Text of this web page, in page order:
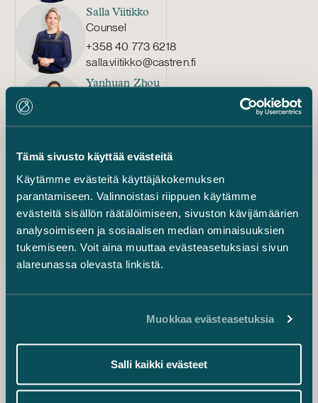
Tämä sivusto käyttää evästeitä
Käytämme evästeitä käyttäjäkokemuksen
parantamiseen. Valinnoistasi riippuen käytämme
evästeitä sisällön räätälöimiseen, sivuston kävijämäärien
analysoimiseen ja sosiaalisen median ominaisuuksien
tukemiseen. Voit aina muuttaa evästeasetuksiasi sivun
alareunassa olevasta linkistä.
Muokkaa evästeasetuksia
Salli kaikki evästeet
Salla Viitikko
Counsel
+358 40 773 6218
salla.viitikko@castren.fi
Yanhuan Zhou
Anna-Maria Huldén
+358 50 356 4524
anna-maria.hulden@castren.fi
Aino Järnroos
Senior Associate
+358 40 843 0060
Aleksi Kujanpää
aleksi.kujanpaa@castren.fi
Maiju Mäkinen
Senior Associate